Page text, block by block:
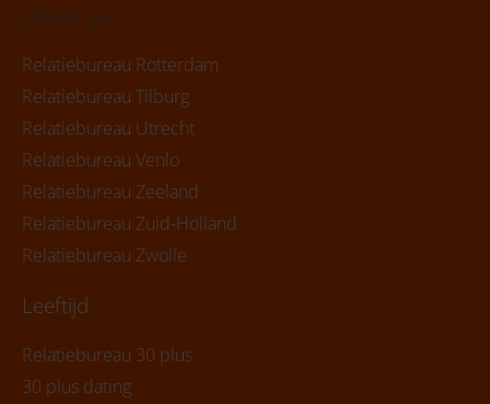
Lokaal 2/2
Relatiebureau Rotterdam
Relatiebureau Tilburg
Relatiebureau Utrecht
Relatiebureau Venlo
Relatiebureau Zeeland
Relatiebureau Zuid-Holland
Relatiebureau Zwolle
Leeftijd
Relatiebureau 30 plus
30 plus dating